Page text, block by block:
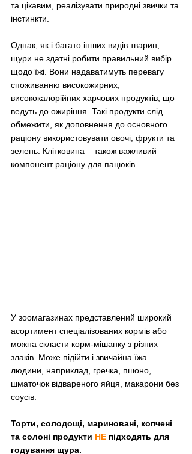
та цікавим, реалізувати природні звички та
інстинкти.
Однак, як і багато інших видів тварин,
щури не здатні робити правильний вибір
щодо їжі. Вони надаватимуть перевагу
споживанню високожирних,
висококалорійних харчових продуктів, що
ведуть до ожиріння . Такі продукти слід
обмежити, як доповнення до основного
раціону використовувати овочі, фрукти та
зелень. Клітковина – також важливий
компонент раціону для пацюків.
У зоомагазинах представлений широкий
асортимент спеціалізованих кормів або
можна скласти корм-мішанку з різних
злаків. Може підійти і звичайна їжа
людини, наприклад, гречка, пшоно,
шматочок відвареного яйця, макарони без
соусів.
Торти, солодощі, мариновані, копчені
та солоні продукти НЕ підходять для
годування щура.